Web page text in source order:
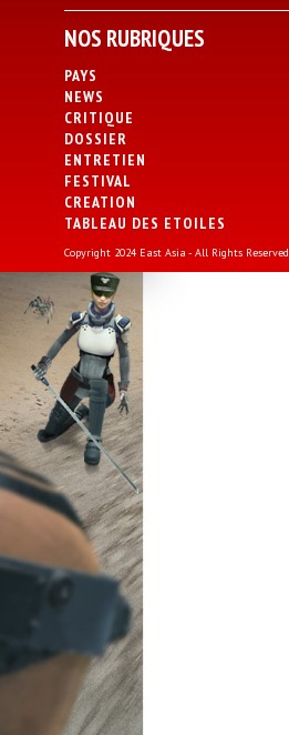
NOS RUBRIQUES
PAYS
NEWS
CRITIQUE
DOSSIER
ENTRETIEN
FESTIVAL
CREATION
TABLEAU DES ETOILES
Copyright 2024 East Asia - All Rights Reserved